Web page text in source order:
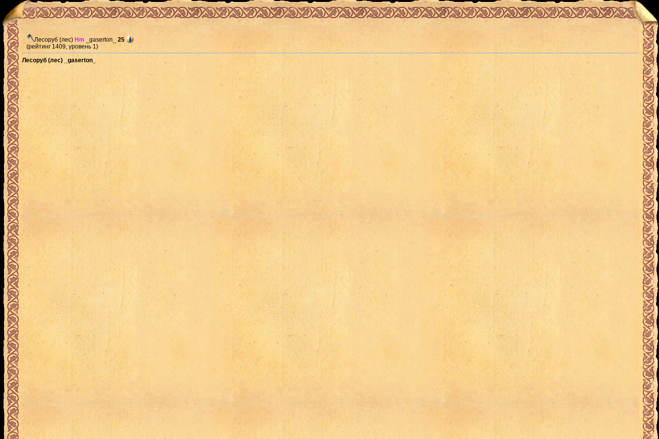
Лесоруб (лес) Hm _gaserton_ 25
(рейтинг 1409, уровень 1)
Лесоруб (лес) _gaserton_